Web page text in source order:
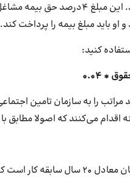
نسبت سنوات اشتغال را به سازمان تامین اجتماعی پرداخت
او باید مبلغ بیمه را پرداخت کند.
* 0.04
مراتب را به سازمان تامین
اقدام می‌کنند که اصولا مطابق
قانون 7هزار و 300 روز اشتغال در مشاغل سخت همان